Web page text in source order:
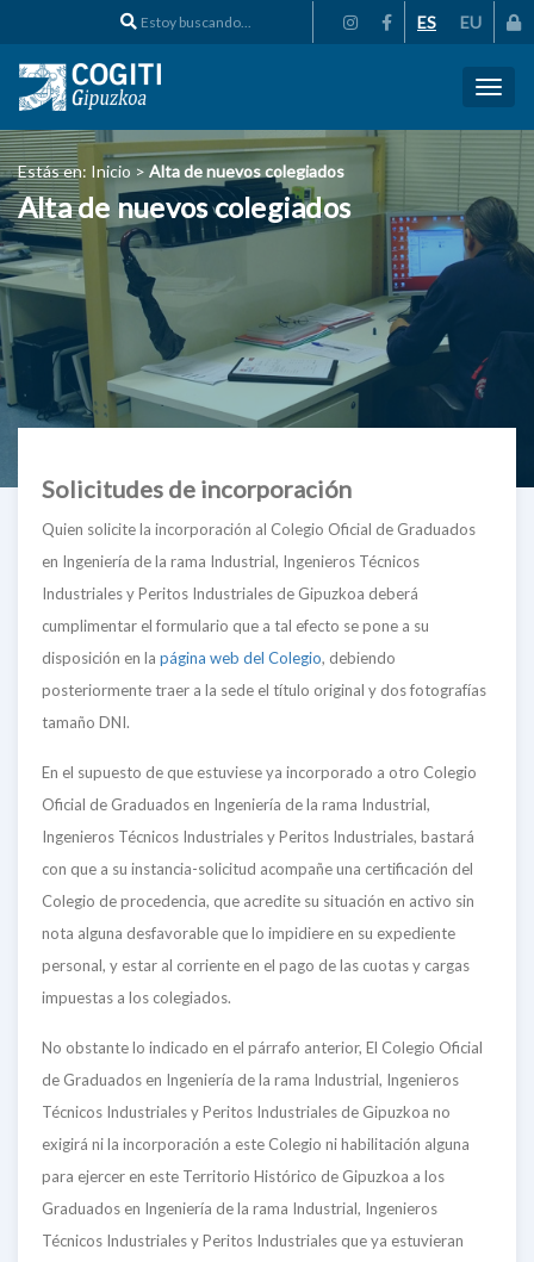
ES EU
Estás en: Inicio > Alta de nuevos colegiados
Alta de nuevos colegiados
Solicitudes de incorporación
Quien solicite la incorporación al Colegio Oficial de Graduados
en Ingeniería de la rama Industrial, Ingenieros Técnicos
Industriales y Peritos Industriales de Gipuzkoa deberá
cumplimentar el formulario que a tal efecto se pone a su
disposición en la página web del Colegio, debiendo
posteriormente traer a la sede el título original y dos fotografías
tamaño DNI.
En el supuesto de que estuviese ya incorporado a otro Colegio
Oficial de Graduados en Ingeniería de la rama Industrial,
Ingenieros Técnicos Industriales y Peritos Industriales, bastará
con que a su instancia-solicitud acompañe una certificación del
Colegio de procedencia, que acredite su situación en activo sin
nota alguna desfavorable que lo impidiere en su expediente
personal, y estar al corriente en el pago de las cuotas y cargas
impuestas a los colegiados.
No obstante lo indicado en el párrafo anterior, El Colegio Oficial
de Graduados en Ingeniería de la rama Industrial, Ingenieros
Técnicos Industriales y Peritos Industriales de Gipuzkoa no
exigirá ni la incorporación a este Colegio ni habilitación alguna
para ejercer en este Territorio Histórico de Gipuzkoa a los
Graduados en Ingeniería de la rama Industrial, Ingenieros
Técnicos Industriales y Peritos Industriales que ya estuvieran